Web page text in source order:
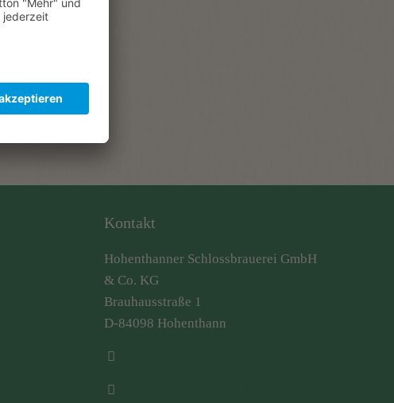
Kontakt
Hohenthanner Schlossbrauerei GmbH
& Co. KG
Brauhausstraße 1
D-84098 Hohenthann